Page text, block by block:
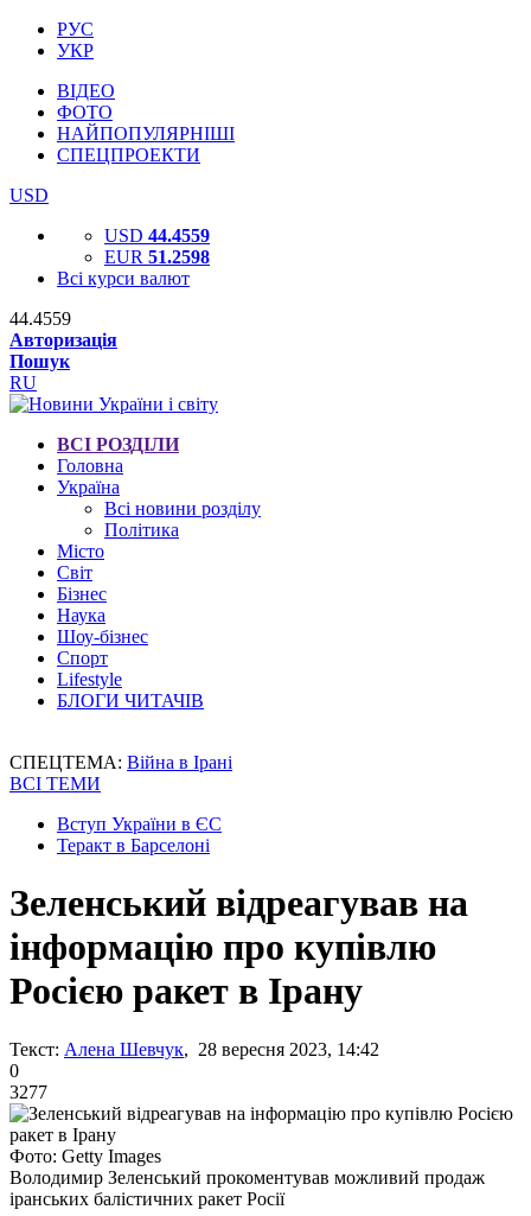
РУС
УКР
ВІДЕО
ФОТО
НАЙПОПУЛЯРНІШІ
СПЕЦПРОЕКТИ
USD
USD 44.4559
EUR 51.2598
Всі курси валют
44.4559
Авторизація
Пошук
RU
ВСІ РОЗДІЛИ
Головна
Україна
Всі новини розділу
Політика
Місто
Світ
Бізнес
Наука
Шоу-бізнес
Спорт
Lifestyle
БЛОГИ ЧИТАЧІВ
СПЕЦТЕМА: Війна в Ірані
ВСІ ТЕМИ
Вступ України в ЄС
Теракт в Барселоні
Зеленський відреагував на
інформацію про купівлю
Росією ракет в Ірану
Текст: Алена Шевчук, 28 вересня 2023, 14:42
0
3277
Фото: Getty Images
Володимир Зеленський прокоментував можливий продаж
іранських балістичних ракет Росії